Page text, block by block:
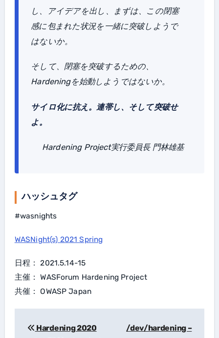
し、アイデアを出し、まずは、この閉塞
感に包まれた状況を一緒に突破しようで
はないか。
そして、閉塞を突破するための、
Hardeningを始動しようではないか。
サイロ化に抗え。連帯し、そして突破せ
よ。
Hardening Project実行委員長 門林雄基
ハッシュタグ
#wasnights
WASNight(s) 2021 Spring
日程： 2021.5.14-15
主催： WASForum Hardening Project
共催： OWASP Japan
Hardening 2020
/dev/hardening –